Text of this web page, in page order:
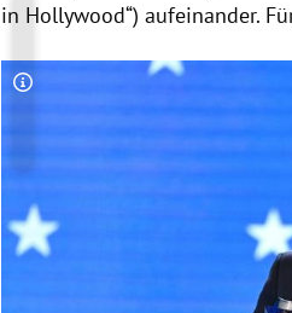
in Hollywood“) aufeinander.
Copyright-Hinweis öffnen/